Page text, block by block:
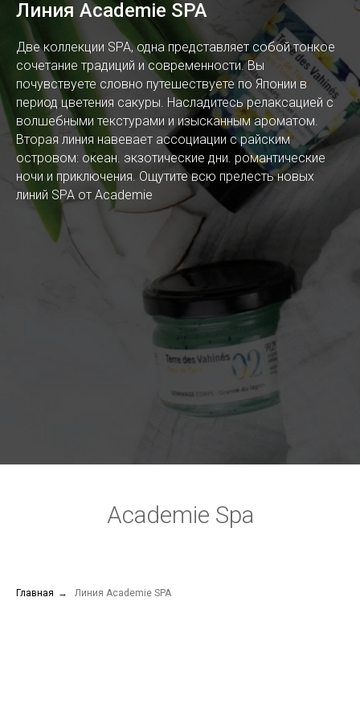
Линия Academie SPA
Две коллекции SPA, одна представляет собой тонкое
сочетание традиций и современности. Вы
почувствуете словно путешествуете по Японии в
период цветения сакуры. Насладитесь релаксацией с
волшебными текстурами и изысканным ароматом.
Вторая линия навевает ассоциации с райским
островом: океан. экзотические дни. романтические
ночи и приключения. Ощутите всю прелесть новых
линий SPA от Academie
Academie Spa
Главная → Линия Academie SPA